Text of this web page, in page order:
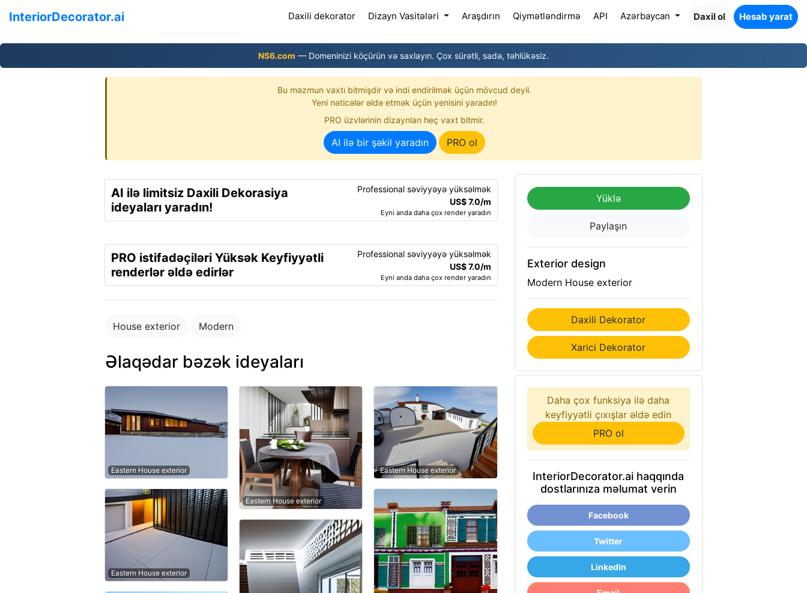
InteriorDecorator.ai Daxili dekorator(current)
Dizayn Vasitələri Araşdırın Qiymətləndirmə API Azərbaycan Daxil ol Hesab yarat
NS6.com — Domeninizi köçürün və saxlayın. Çox sürətli, sadə, təhlükəsiz.
Bu məzmun vaxtı bitmişdir və indi endirilmək üçün mövcud deyil.
Yeni nəticələr əldə etmək üçün yenisini yaradın!
PRO üzvlərinin dizaynları heç vaxt bitmir.
AI ilə bir şəkil yaradın PRO ol
AI ilə limitsiz Daxili Dekorasiya
ideyaları yaradın!
Professional səviyyəyə yüksəlmək
US$ 7.0/m
Eyni anda daha çox render yaradın
PRO istifadəçiləri Yüksək Keyfiyyətli
renderlər əldə edirlər
Professional səviyyəyə yüksəlmək
US$ 7.0/m
Eyni anda daha çox render yaradın
House exterior Modern
Əlaqədar bəzək ideyaları
Eastern House exterior
Eastern House exterior
Eastern House exterior
Eastern House exterior
Yüklə
Paylaşın
Exterior design
Modern House exterior
Daxili Dekorator
Xarici Dekorator
Daha çox funksiya ilə daha
keyfiyyətli çıxışlar əldə edin
PRO ol
InteriorDecorator.ai haqqında
dostlarınıza məlumat verin
Facebook
Twitter
LinkedIn